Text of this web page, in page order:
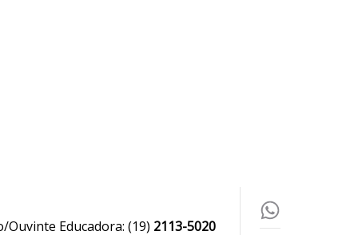
Ouvinte Educadora: (19) 2113-5020